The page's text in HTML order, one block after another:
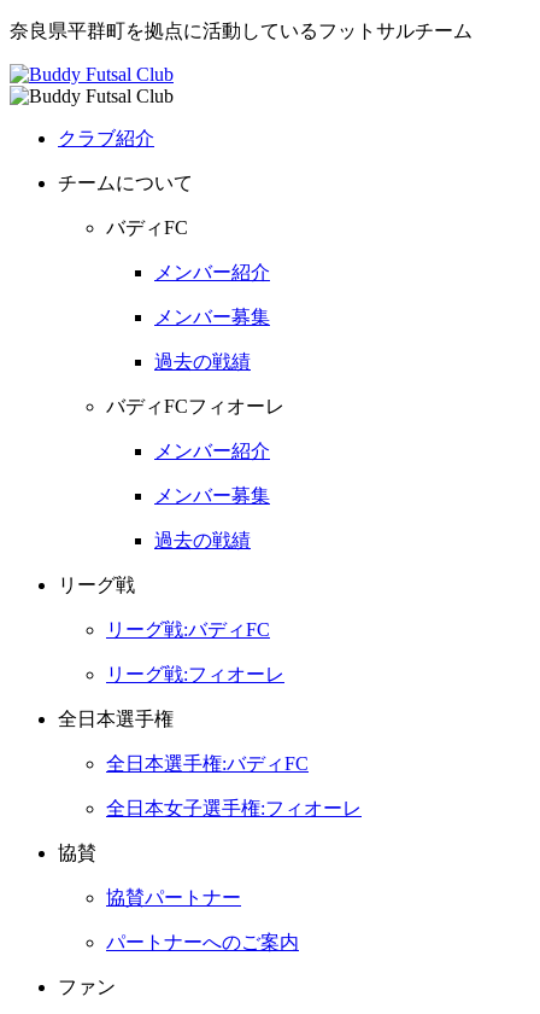
奈良県平群町を拠点に活動しているフットサルチーム
クラブ紹介
チームについて
バディFC
メンバー紹介
メンバー募集
過去の戦績
バディFCフィオーレ
メンバー紹介
メンバー募集
過去の戦績
リーグ戦
リーグ戦:バディFC
リーグ戦:フィオーレ
全日本選手権
全日本選手権:バディFC
全日本女子選手権:フィオーレ
協賛
協賛パートナー
パートナーへのご案内
ファン